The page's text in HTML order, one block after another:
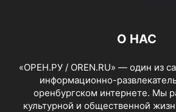
О НАС
«ОРЕН.РУ / OREN.RU» — один из
информационно-
оренбургском интернете. Мы
культурной и общественной